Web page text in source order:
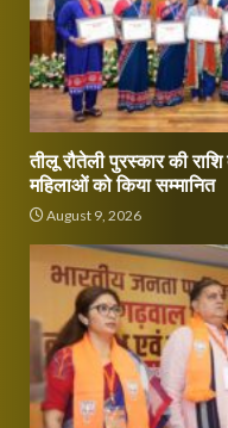
तीलू रौतेली पुरस्कार की
महिलाओं को किया सम्मानित
August 9, 2026